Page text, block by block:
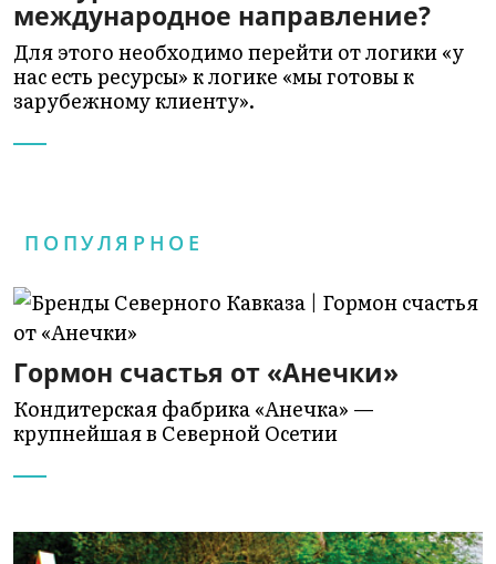
международное направление?
Для этого необходимо перейти от логики «у
нас есть ресурсы» к логике «мы готовы к
зарубежному клиенту».
ПОПУЛЯРНОЕ
Гормон счастья от «Анечки»
Кондитерская фабрика «Анечка» —
крупнейшая в Северной Осетии